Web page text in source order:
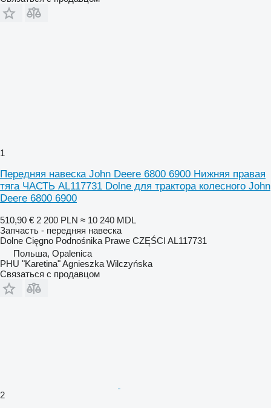
1
Передняя навеска John Deere 6800 6900 Нижняя правая
тяга ЧАСТЬ AL117731 Dolne для трактора колесного John
Deere 6800 6900
510,90 € 2 200 PLN ≈ 10 240 MDL
Запчасть - передняя навеска
Dolne Cięgno Podnośnika Prawe CZĘŚCI AL117731
Польша, Opalenica
PHU "Karetina" Agnieszka Wilczyńska
Связаться с продавцом
2